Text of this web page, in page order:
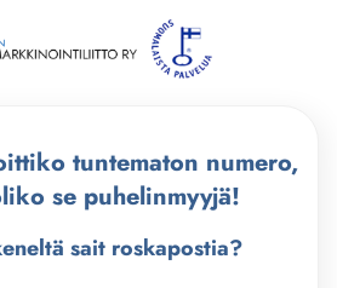
tuntematon numero,
se puhelinmyyjä!
sait roskapostia?